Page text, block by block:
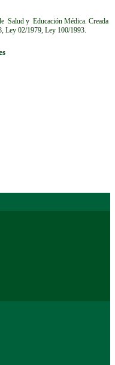
Salud y Educación Médica. Creada
Ley 02/1979, Ley 100/1993.